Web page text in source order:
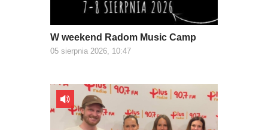
W weekend Radom Music Camp
05 sierpnia 2026, 10:47